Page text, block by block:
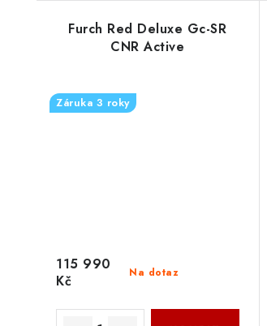
Furch Red Deluxe Gc-SR
CNR Active
Záruka 3 roky
Na dotaz
115 990
Kč